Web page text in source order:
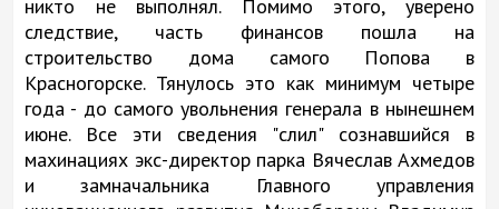
никто не выполнял. Помимо этого, уверено
следствие, часть финансов пошла на
строительство дома самого Попова в
Красногорске. Тянулось это как минимум четыре
года - до самого увольнения генерала в нынешнем
июне. Все эти сведения "слил" сознавшийся в
махинациях экс-директор парка Вячеслав Ахмедов
и замначальника Главного управления